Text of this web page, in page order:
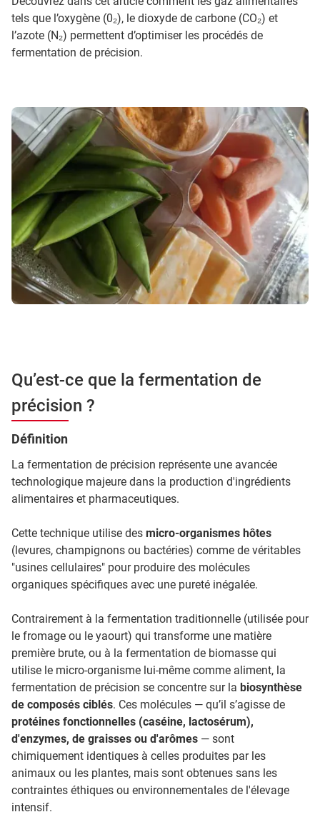
tels que l’oxygène (0₂), le dioxyde de carbone (CO₂) et
l’azote (N₂) permettent d’optimiser les procédés de
fermentation de précision.
Qu’est-ce que la fermentation de
précision ?
Définition
La fermentation de précision représente une avancée
technologique majeure dans la production d'ingrédients
alimentaires et pharmaceutiques.
Cette technique utilise des micro-organismes hôtes
(levures, champignons ou bactéries) comme de véritables
"usines cellulaires" pour produire des molécules
organiques spécifiques avec une pureté inégalée.
Contrairement à la fermentation traditionnelle (utilisée pour
le fromage ou le yaourt) qui transforme une matière
première brute, ou à la fermentation de biomasse qui
utilise le micro-organisme lui-même comme aliment, la
fermentation de précision se concentre sur la biosynthèse
de composés ciblés. Ces molécules — qu’il s’agisse de
protéines fonctionnelles (caséine, lactosérum),
d'enzymes, de graisses ou d'arômes — sont
chimiquement identiques à celles produites par les
animaux ou les plantes, mais sont obtenues sans les
contraintes éthiques ou environnementales de l'élevage
intensif.